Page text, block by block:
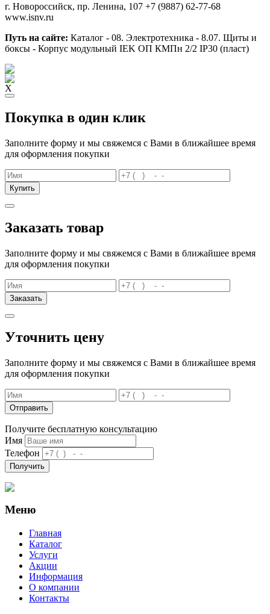
г. Новороссийск, пр. Ленина, 107 +7 (9887) 62-77-68
www.isnv.ru
Путь на сайте: Каталог - 08. Электротехника - 8.07. Щиты и
боксы - Корпус модульный IEK ОП КМПн 2/2 IP30 (пласт)
X
Покупка в один клик
Заполните форму и мы свяжемся с Вами в ближайшее время
для оформления покупки
Купить
Заказать товар
Заполните форму и мы свяжемся с Вами в ближайшее время
для оформления покупки
Заказать
Уточнить цену
Заполните форму и мы свяжемся с Вами в ближайшее время
для оформления покупки
Отправить
Получите бесплатную консультацию
Имя
Телефон
Получить
Меню
Главная
Каталог
Услуги
Акции
Информация
О компании
Контакты